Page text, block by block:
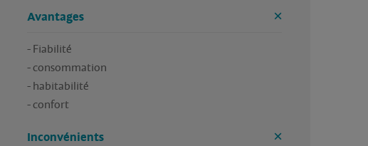
Avantages
- Fiabilité
- consommation
- habitabilité
- confort
Inconvénients